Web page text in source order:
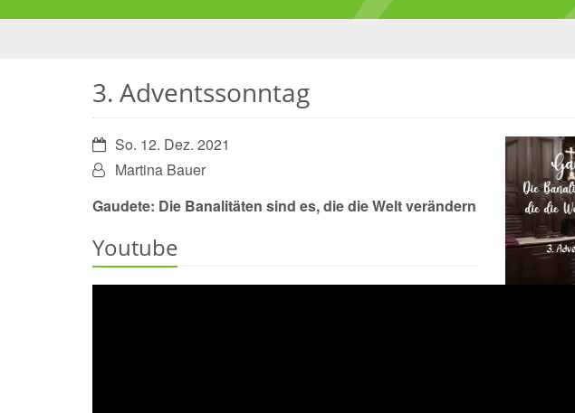
3. Adventssonntag
Datum:So. 12. Dez. 2021
Von:Martina Bauer
Gaudete: Die Banalitäten sind es, die die Welt verändern
Youtube